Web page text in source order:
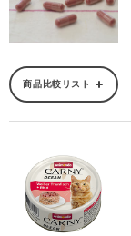
商品比較リスト